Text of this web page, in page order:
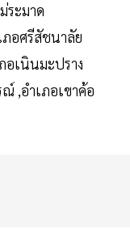
ระมาด
ภอศรีสัชนาลัย
อเนินมะปราง
,อำเภอเขาค้อ